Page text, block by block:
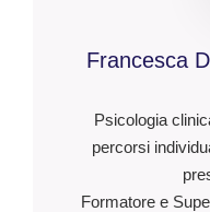
Francesca
Psicologia
percorsi
Formatore e